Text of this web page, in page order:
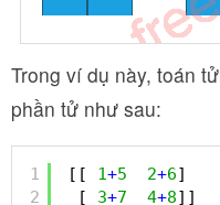
Trong ví dụ này, toán
phần tử như sau:
1
2
[[ 1+5 2+6]
[ 3+7 4+8]]